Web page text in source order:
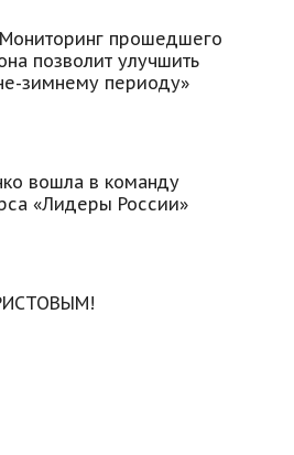
прошедшего
позволит улучшить
зимнему периоду»
вошла в команду
«Лидеры России»